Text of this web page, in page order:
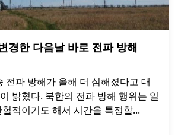
경한 다음날 바로 전파 방해
전파 방해가 올해 더 심해졌다고 대
밝혔다. 북한의 전파 방해 행위는 일
적이기도 해서 시간을 특정할...